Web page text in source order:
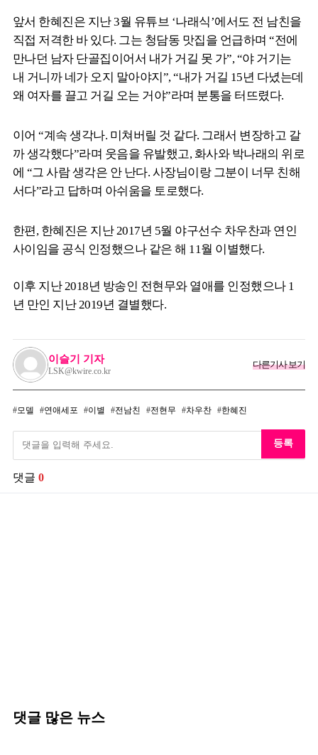
앞서 한혜진은 지난 3월 유튜브 ‘나래식’에서도 전 남친을
직접 저격한 바 있다. 그는 청담동 맛집을 언급하며 “전에
만나던 남자 단골집이어서 내가 거길 못 가”, “야 거기는
내 거니까 네가 오지 말아야지”, “내가 거길 15년 다녔는데
왜 여자를 끌고 거길 오는 거야”라며 분통을 터뜨렸다.
이어 “계속 생각나. 미쳐버릴 것 같다. 그래서 변장하고 갈
까 생각했다”라며 웃음을 유발했고, 화사와 박나래의 위로
에 “그 사람 생각은 안 난다. 사장님이랑 그분이 너무 친해
서다”라고 답하며 아쉬움을 토로했다.
한편, 한혜진은 지난 2017년 5월 야구선수 차우찬과 연인
사이임을 공식 인정했으나 같은 해 11월 이별했다.
이후 지난 2018년 방송인 전현무와 열애를 인정했으나 1
년 만인 지난 2019년 결별했다.
이슬기 기자
LSK@kwire.co.kr
다른기사 보기
모델 연애세포 이별 전남친 전현무 차우찬 한혜진
등록
댓글 0
댓글 많은 뉴스